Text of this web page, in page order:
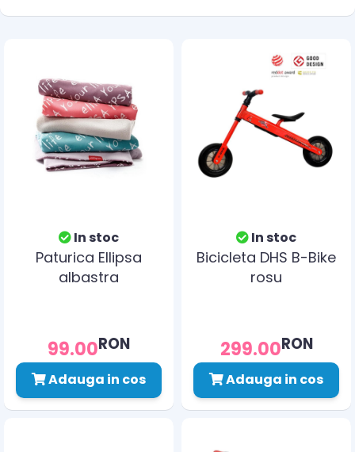
In stoc
Paturica Ellipsa
albastra
99.00RON
Adauga in cos
In stoc
Bicicleta DHS B-Bike
rosu
299.00RON
Adauga in cos